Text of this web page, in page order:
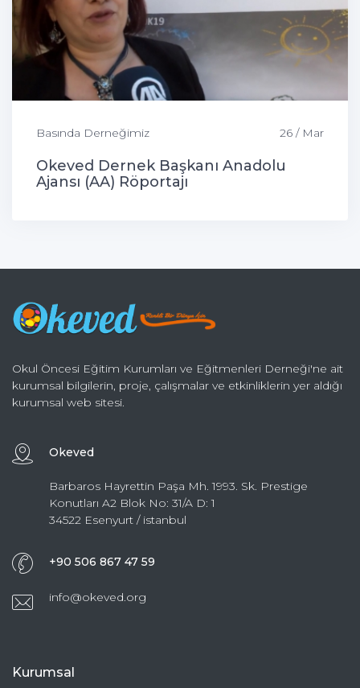
Basında Derneğimiz 26 / Mar
Okeved Dernek Başkanı Anadolu
Ajansı (AA) Röportajı
Okul Öncesi Eğitim Kurumları ve Eğitmenleri Derneği'ne ait
kurumsal bilgilerin, proje, çalışmalar ve etkinliklerin yer aldığı
kurumsal web sitesi.
Okeved
Barbaros Hayrettin Paşa Mh. 1993. Sk. Prestige
Konutları A2 Blok No: 31/A D: 1
34522 Esenyurt / istanbul
+90 506 867 47 59
info@okeved.org
Kurumsal